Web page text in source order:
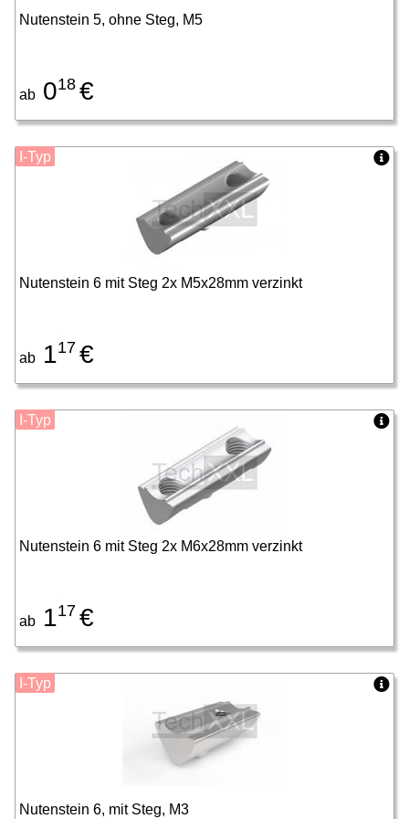
Nutenstein 5, ohne Steg, M5
ab 018 €
Nutenstein 6 mit Steg 2x M5x28mm verzinkt
ab 117 €
I-Typ
Nutenstein 6 mit Steg 2x M6x28mm verzinkt
ab 117 €
I-Typ
Nutenstein 6, mit Steg, M3
I-Typ